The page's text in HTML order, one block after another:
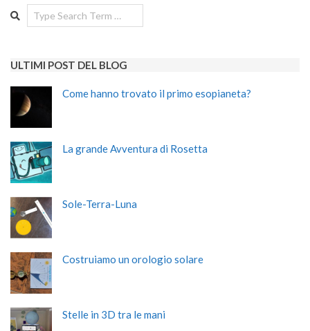
Search
ULTIMI POST DEL BLOG
Come hanno trovato il primo esopianeta?
La grande Avventura di Rosetta
Sole-Terra-Luna
Costruiamo un orologio solare
Stelle in 3D tra le mani